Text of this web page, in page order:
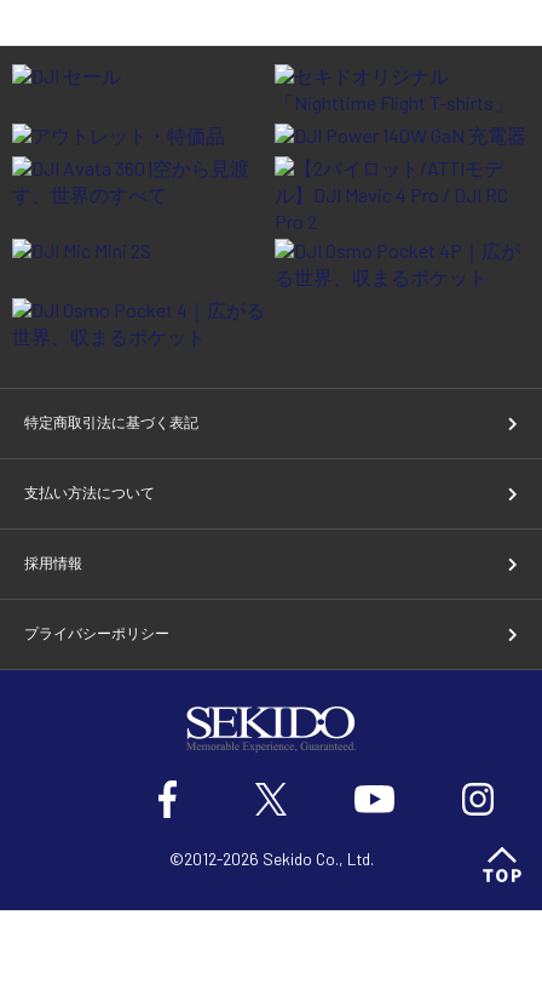
特定商取引法に基づく表記
支払い方法について
採用情報
プライバシーポリシー
©2012-2026 Sekido Co., Ltd.